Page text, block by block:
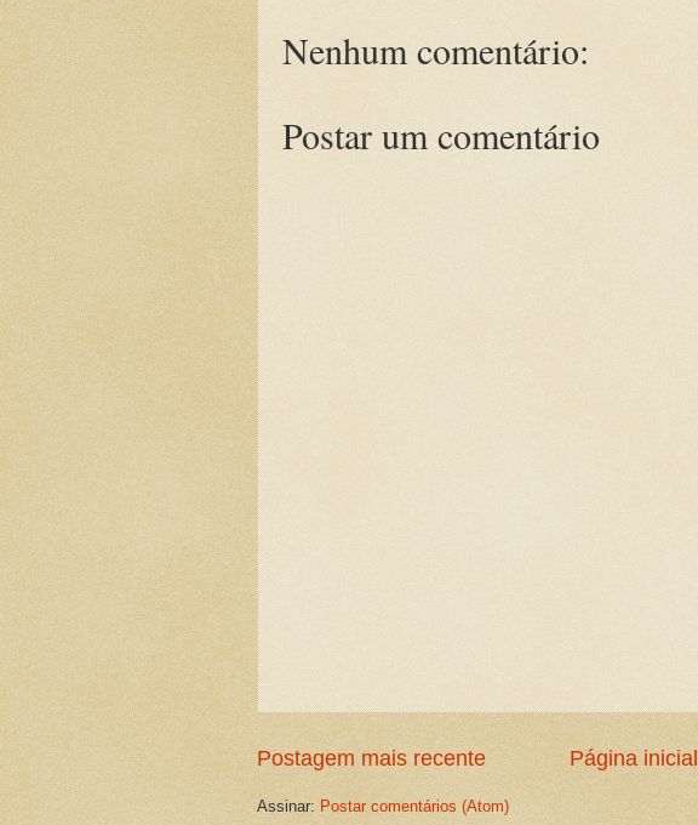
Nenhum comentário:
Postar um comentário
Postagem mais recente Página inicial
Assinar: Postar comentários (Atom)